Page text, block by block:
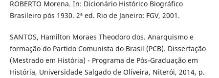
ROBERTO Morena. In: Dicionário Histórico Biográfico
Brasileiro pós 1930. 2ª ed. Rio de Janeiro: FGV, 2001.
SANTOS, Hamilton Moraes Theodoro dos. Anarquismo e
formação do Partido Comunista do Brasil (PCB). Dissertação
(Mestrado em História) - Programa de Pós-Graduação em
História, Universidade Salgado de Oliveira, Niterói, 2014, p.